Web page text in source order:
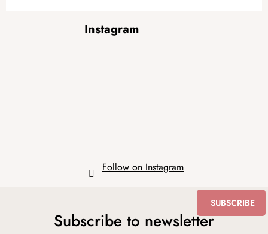
Instagram
Follow on Instagram
Subscribe to newsletter
SUBSCRIBE